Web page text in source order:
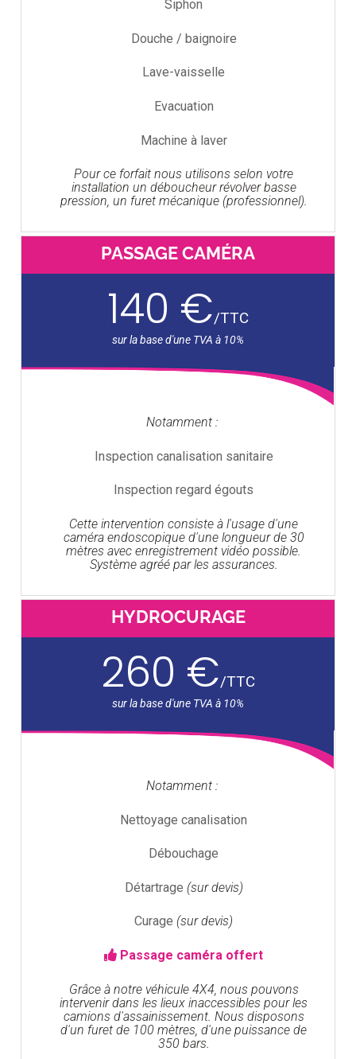
Siphon
Douche / baignoire
Lave-vaisselle
Evacuation
Machine à laver
Pour ce forfait nous utilisons selon votre
installation un déboucheur révolver basse
pression, un furet mécanique (professionnel).
PASSAGE CAMÉRA
140 €/TTC
Notamment :
Inspection canalisation sanitaire
Inspection regard égouts
Cette intervention consiste à l'usage d'une
caméra endoscopique d'une longueur de 30
mètres avec enregistrement vidéo possible.
Système agréé par les assurances.
HYDROCURAGE
260 €/TTC
Notamment :
Nettoyage canalisation
Débouchage
Détartrage (sur devis)
Curage (sur devis)
Passage caméra offert
Grâce à notre véhicule 4X4, nous pouvons
intervenir dans les lieux inaccessibles pour les
camions d'assainissement. Nous disposons
d'un furet de 100 mètres, d'une puissance de
350 bars.